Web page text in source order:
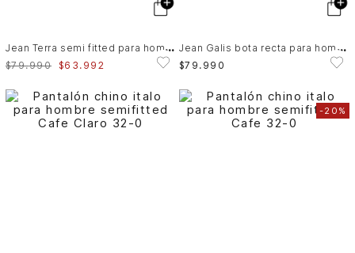
J
ean Terra semi fitted para hombre detalles en cuero
$79.990 $63 . 992
J
ean Galis bota recta para hombre semi fitted
$79 . 990
-20%